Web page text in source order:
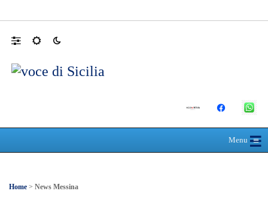
Menu≡
☰
Home > News Messina